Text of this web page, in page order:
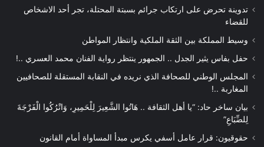
تدوينة تحرض على ارتكاب جرائم بسبتة المحتلة، تجر أحد الاشخاص
للقضاء
وسيط المملكة بين الثقة الملكية وانتظار المواطن
حفل بفاس يثير الجدل .. الجمهور ينتظر رواية الفنان محمد العسري ..!
المجلس الوطني للصحافة الذي نريده في النقابة المستقلة للصحافيين
المغاربة ..!
بيان ساخر حاد: “يا أهل الثقافة .. هَاتُوا الشَّعِيرَ لِلْحَمِيرِ، وَاتْرُكُوا الْفَرْجَةَ
لِلضِّبَاعِ”
حقوقيون: قرار عامل أسفي يكرس مبدأ المساواة أمام القانون